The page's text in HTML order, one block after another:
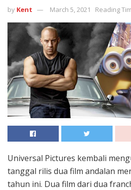
by Kent March 5, 2021 Reading
Universal Pictures kembali
tanggal rilis dua film andalan
tahun ini. Dua film dari dua